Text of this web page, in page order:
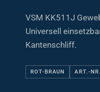
VSM KK511J
Universell
Kantenschliff.
ROT-BRAUN ART.-